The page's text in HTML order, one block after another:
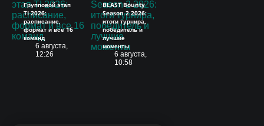
Групповой этап
TI 2026:
расписание,
формат и все 16
команд
6 августа,
12:26
BLAST Bounty
Season 2 2026:
итоги турнира,
победитель и
лучшие
моменты
6 августа,
10:58